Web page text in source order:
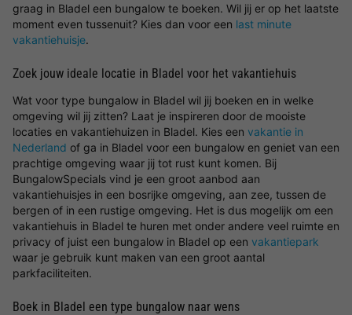
graag in Bladel een bungalow te boeken. Wil jij er op het laatste
moment even tussenuit? Kies dan voor een last minute
vakantiehuisje.
Zoek jouw ideale locatie in Bladel voor het vakantiehuis
Wat voor type bungalow in Bladel wil jij boeken en in welke
omgeving wil jij zitten? Laat je inspireren door de mooiste
locaties en vakantiehuizen in Bladel. Kies een vakantie in
Nederland of ga in Bladel voor een bungalow en geniet van een
prachtige omgeving waar jij tot rust kunt komen. Bij
BungalowSpecials vind je een groot aanbod aan
vakantiehuisjes in een bosrijke omgeving, aan zee, tussen de
bergen of in een rustige omgeving. Het is dus mogelijk om een
vakantiehuis in Bladel te huren met onder andere veel ruimte en
privacy of juist een bungalow in Bladel op een vakantiepark
waar je gebruik kunt maken van een groot aantal
parkfaciliteiten.
Boek in Bladel een type bungalow naar wens